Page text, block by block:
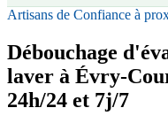
Artisans de Confiance à
Débouchage
laver à Évry-
24h/24 et 7j/7